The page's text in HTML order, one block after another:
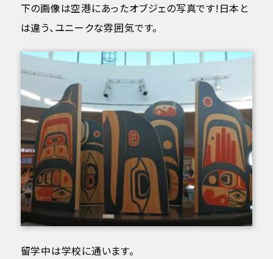
下の画像は空港にあったオブジェの写真です!日本と
は違う、ユニークな雰囲気です。
留学中は学校に通います。